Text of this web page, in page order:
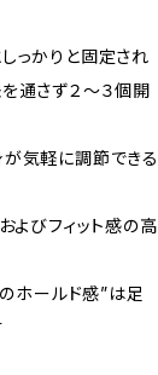
っかりと固定され
通さず２～３個開
気軽に調節できる
よびフィット感の高
ホールド感”は足